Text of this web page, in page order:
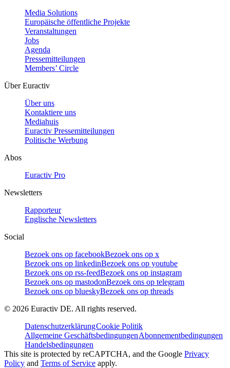
Media Solutions
Europäische öffentliche Projekte
Veranstaltungen
Jobs
Agenda
Pressemitteilungen
Members’ Circle
Über Euractiv
Über uns
Kontaktiere uns
Mediahuis
Euractiv Pressemitteilungen
Politische Werbung
Abos
Euractiv Pro
Newsletters
Rapporteur
Englische Newsletters
Social
Bezoek ons op facebookBezoek ons op x
Bezoek ons op linkedinBezoek ons op youtube
Bezoek ons op rss-feedBezoek ons op instagram
Bezoek ons op mastodonBezoek ons op telegram
Bezoek ons op blueskyBezoek ons op threads
© 2026 Euractiv DE. All rights reserved.
DatenschutzerklärungCookie Politik
Allgemeine GeschäftsbedingungenAbonnementbedingungen
Handelsbedingungen
This site is protected by reCAPTCHA, and the Google Privacy
Policy and Terms of Service apply.